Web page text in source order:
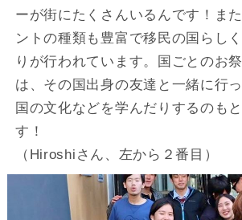
ーが街にたくさんいるんです！ま
ントの種類も豊富で移民の国らし
りが行われています。国ごとのお
は、その国出身の友達と一緒に行
国の文化などを学んだりするのも
す！
（Hiroshiさん、左から２番目）